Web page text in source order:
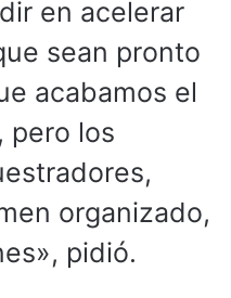
en acelerar
sean pronto
acabamos el
pero los
organizado,
pidió.